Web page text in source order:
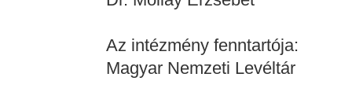
Az intézmény fenntartója:
Magyar Nemzeti Levéltár